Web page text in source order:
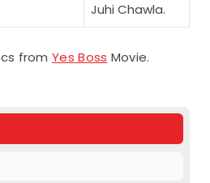
Juhi Chawla.
fromYes Boss Movie.